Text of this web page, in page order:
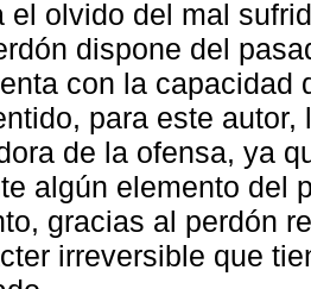
el olvido del mal
dispone del
con la capacidad
para este
de la ofensa, ya
algún elemento del
gracias al perdón
irreversible que